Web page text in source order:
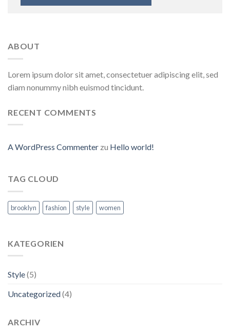
ABOUT
Lorem ipsum dolor sit amet, consectetuer adipiscing elit, sed
diam nonummy nibh euismod tincidunt.
RECENT COMMENTS
A WordPress Commenter zu Hello world!
TAG CLOUD
brooklyn fashion style women
KATEGORIEN
Style(5)
Uncategorized(4)
ARCHIV